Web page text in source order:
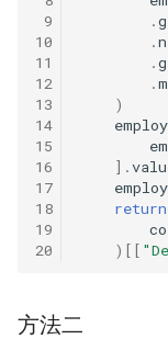
49. 丑数
50. 第一个只出现
51. 数组中的逆序对
52. 两个链表的第
48. 序列化与反序
49. 从根节点到叶
数字之和
50. 向下的路径节
51. 节点之和最大
8.11. 硬币
8.12. 八皇后
8.13. 堆箱子
8.14. 布尔运算
10.1. 合并排序的
10.3. 搜索旋转数组
9
10
11
12
13
14
15
16
17
18
19
20
.
.
.
.
)
] .
return
)[[
方法二